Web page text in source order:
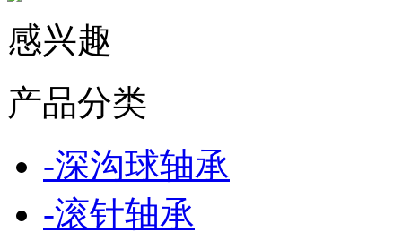
感兴趣
产品分类
-深沟球轴承
-滚针轴承